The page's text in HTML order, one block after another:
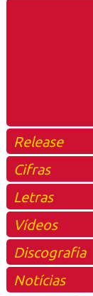
Release
Cifras
Letras
Vídeos
Discografia
Notícias